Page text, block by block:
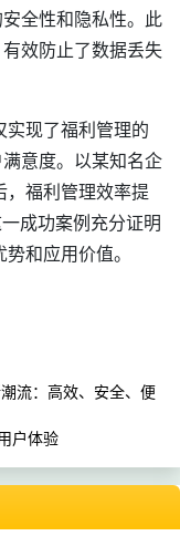
全性和隐私性。此
效防止了数据丢失
实现了福利管理的
意度。以某知名企
，福利管理效率提
成功案例充分证明
和应用价值。
流：高效、安全、便
户体验